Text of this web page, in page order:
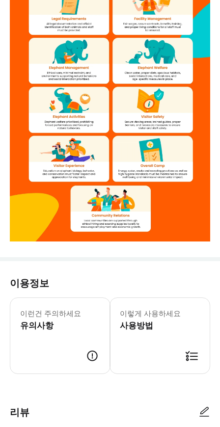
이용정보
이런건 주의하세요
유의사항
* 12인승 에어컨 밴을 타고 이동하며,
이렇게 사용하세요
사용방법
리뷰